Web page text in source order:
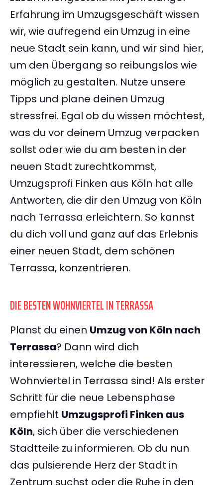
Erfahrung im Umzugsgeschäft wissen
wir, wie aufregend ein Umzug in eine
neue Stadt sein kann, und wir sind hier,
um den Übergang so reibungslos wie
möglich zu gestalten. Nutze unsere
Tipps und plane deinen Umzug
stressfrei. Egal ob du wissen möchtest,
was du vor deinem Umzug verpacken
sollst oder wie du am besten in der
neuen Stadt zurechtkommst,
Umzugsprofi Finken aus Köln hat alle
Antworten, die dir den Umzug von Köln
nach Terrassa erleichtern. So kannst
du dich voll und ganz auf das Erlebnis
einer neuen Stadt, dem schönen
Terrassa, konzentrieren.
DIE BESTEN WOHNVIERTEL IN TERRASSA
Planst du einen Umzug von Köln nach
Terrassa? Dann wird dich
interessieren, welche die besten
Wohnviertel in Terrassa sind! Als erster
Schritt für die neue Lebensphase
empfiehlt Umzugsprofi Finken aus
Köln, sich über die verschiedenen
Stadtteile zu informieren. Ob du nun
das pulsierende Herz der Stadt in